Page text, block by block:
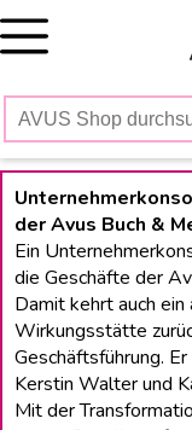
Skip
to
der Avus Buch &
Ein
die Geschäfte der
Damit kehrt auch
Wirkungsstätte
Geschäftsführung.
Kerstin Walter und
Mit der